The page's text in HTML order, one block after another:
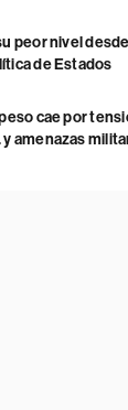
peor nivel desde
de Estados
cae por
amenazas